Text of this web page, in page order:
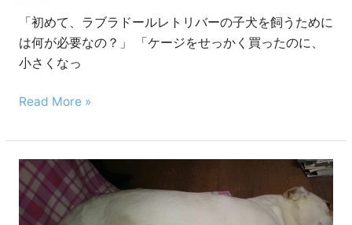
「初めて、ラブラドールレトリバーの子犬を飼うために
は何が必要なの？」 「ケージをせっかく買ったのに、
小さくなっ
う
た
め
備
る
も
の
7
Read More »
ラ
ブ
ラ